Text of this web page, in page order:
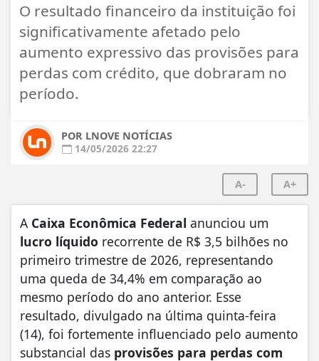
O resultado financeiro da instituição foi
significativamente afetado pelo
aumento expressivo das provisões para
perdas com crédito, que dobraram no
período.
POR LNOVE NOTÍCIAS
14/05/2026 22:27
A- A+
A Caixa Econômica Federal anunciou um
lucro líquido recorrente de R$ 3,5 bilhões no
primeiro trimestre de 2026, representando
uma queda de 34,4% em comparação ao
mesmo período do ano anterior. Esse
resultado, divulgado na última quinta-feira
(14), foi fortemente influenciado pelo aumento
substancial das provisões para perdas com